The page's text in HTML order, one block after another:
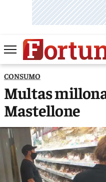
CONSUMO
Multas
Mastellone